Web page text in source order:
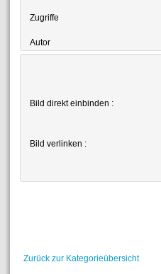
Zugriffe
Autor
Bild direkt einbinden :
Bild verlinken :
Zurück zur Kategorieübersicht